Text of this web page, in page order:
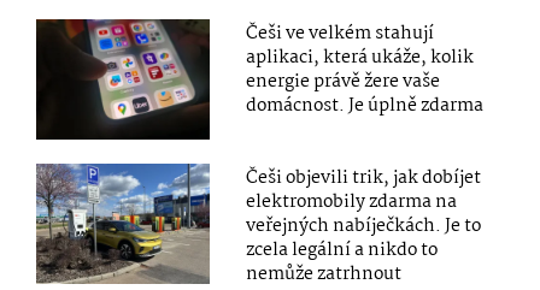
Češi ve velkém stahují
aplikaci, která ukáže, kolik
energie právě žere vaše
domácnost. Je úplně zdarma
Češi objevili trik, jak dobíjet
elektromobily zdarma na
veřejných nabíječkách. Je to
zcela legální a nikdo to
nemůže zatrhnout